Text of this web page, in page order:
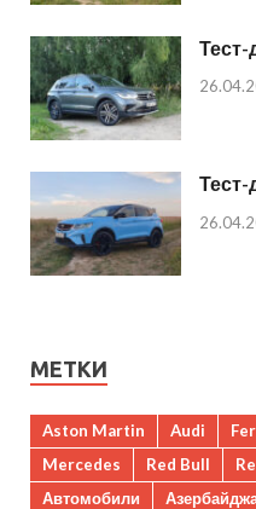
Тест-
Тест-
МЕТКИ
Aston Martin Audi
Mercedes
Red Bull
Автомобили